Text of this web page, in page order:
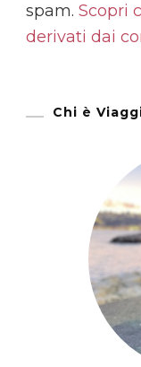
spam. Scopri
derivati dai
Chi è